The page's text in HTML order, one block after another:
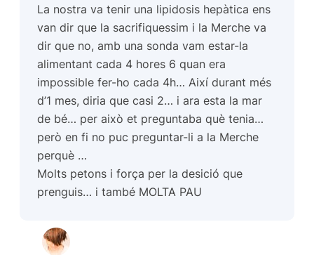
La nostra va tenir una lipidosis hepàtica ens
van dir que la sacrifiquessim i la Merche va
dir que no, amb una sonda vam estar-la
alimentant cada 4 hores 6 quan era
impossible fer-ho cada 4h… Així durant més
d’1 mes, diria que casi 2… i ara esta la mar
de bé… per això et preguntaba què tenia…
però en fi no puc preguntar-li a la Merche
perquè …
Molts petons i força per la desició que
prenguis… i també MOLTA PAU